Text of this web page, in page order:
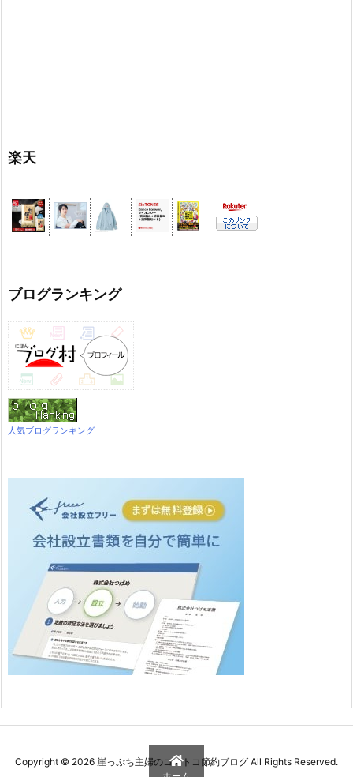
楽天
ブログランキング
人気ブログランキング
Copyright © 2026 崖っぷち主婦のコストコ節約ブログ All Rights Reserved.